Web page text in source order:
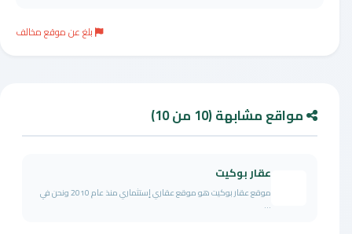
بلغ عن موقع مخالف
مواقع مشابهة (10 من 10)
عقار بوكيت
موقع عقار بوكيت هو موقع عقاري إستثماري منذ عام 2010 ونحن في
...